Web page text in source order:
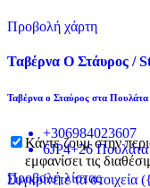
Προβολή χάρτη
Ταβέρνα Ο Στάυρος /
Ταβέρνα ο Σταύρος στα
+306984023607
6JP4+26 Πουλάτα
Συγκρίνετε τα στοιχεία
Κάντε ζουμ στην
εμφανίσει τις
Προβολή λίστας